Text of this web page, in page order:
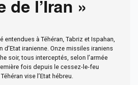
de l’Iran »
entendues à Téhéran, Tabriz et Ispahan,
d’Etat iranienne. Onze missiles iraniens
soir, tous interceptés, selon l’armée
fois depuis le cessez-le-feu
vise l’Etat hébreu.